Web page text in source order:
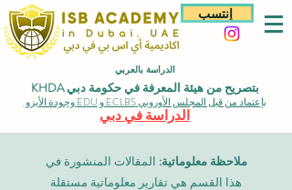
إنتسب
الدراسة بالعربي
بتصريح من هيئة المعرفة في حكومة دبي KHDA
بإعتماد من قبل المجلس الأوروبي ECLBS و EDU وجودة الأيزو
الدراسة في دبي
ملاحظة معلوماتية: المقالات المنشورة في
هذا القسم هي تقارير معلوماتية مستقلة